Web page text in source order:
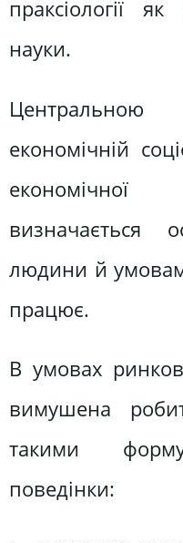
праксіології
науки.
економічній
визначається
людини й
працює.
В умовах
вимушена
такими
поведінки: